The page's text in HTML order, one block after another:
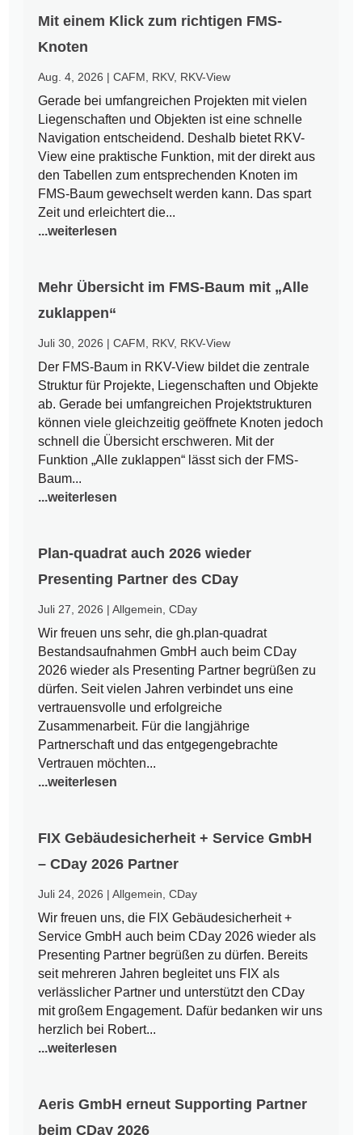
Mit einem Klick zum richtigen FMS-
Knoten
Aug. 4, 2026 |CAFM RKV, RKV-View
Gerade bei umfangreichen Projekten mit vielen
Liegenschaften und Objekten ist eine schnelle
Navigation entscheidend. Deshalb bietet RKV-
View eine praktische Funktion, mit der direkt aus
den Tabellen zum entsprechenden Knoten im
FMS-Baum gewechselt werden kann. Das spart
Zeit und erleichtert die...
...weiterlesen
Mehr Übersicht im FMS-Baum mit „Alle
zuklappen“
Juli 30, 2026 |CAFM RKV, RKV-View
Der FMS-Baum in RKV-View bildet die zentrale
Struktur für Projekte, Liegenschaften und Objekte
ab. Gerade bei umfangreichen Projektstrukturen
können viele gleichzeitig geöffnete Knoten jedoch
schnell die Übersicht erschweren. Mit der
Funktion „Alle zuklappen“ lässt sich der FMS-
Baum...
...weiterlesen
Plan-quadrat auch 2026 wieder
Presenting Partner des CDay
Juli 27, 2026 |Allgemein ,CDay
Wir freuen uns sehr, die gh.plan-quadrat
Bestandsaufnahmen GmbH auch beim CDay
2026 wieder als Presenting Partner begrüßen zu
dürfen. Seit vielen Jahren verbindet uns eine
vertrauensvolle und erfolgreiche
Zusammenarbeit. Für die langjährige
Partnerschaft und das entgegengebrachte
Vertrauen möchten...
...weiterlesen
FIX Gebäudesicherheit + Service GmbH
– CDay 2026 Partner
Juli 24, 2026 |Allgemein ,CDay
Wir freuen uns, die FIX Gebäudesicherheit +
Service GmbH auch beim CDay 2026 wieder als
Presenting Partner begrüßen zu dürfen. Bereits
seit mehreren Jahren begleitet uns FIX als
verlässlicher Partner und unterstützt den CDay
mit großem Engagement. Dafür bedanken wir uns
herzlich bei Robert...
...weiterlesen
Aeris GmbH erneut Supporting Partner
beim CDay 2026